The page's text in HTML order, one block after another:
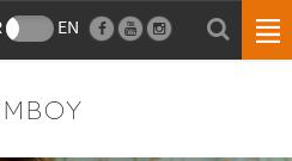
EN